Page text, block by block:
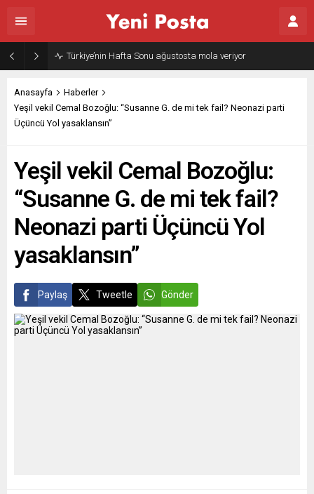
Gazze’nin geleceği: Teknokratik kontrol mü, kolonializm mi?
Anasayfa
Haberler
Yeşil vekil Cemal Bozoğlu: “Susanne G. de mi tek fail? Neonazi parti
Üçüncü Yol yasaklansın”
Yeşil vekil Cemal Bozoğlu:
“Susanne G. de mi tek fail?
Neonazi parti Üçüncü Yol
yasaklansın”
Paylaş Tweetle Gönder